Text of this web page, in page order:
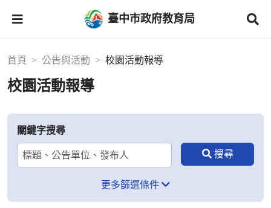
臺中市政府教育局
首頁 公告與活動 校園活動報導
校園活動報導
關鍵字搜尋
更多篩選條件